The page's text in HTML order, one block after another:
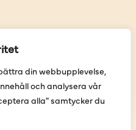
din webbupplevelse,
och analysera vår
alla" samtycker du